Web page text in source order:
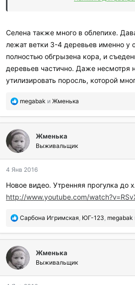
уменьшенной дозировке. То же и с
Селена также много в облепихе.
лежат ветки 3-4 деревьев именно у
полностью обгрызена кора, и
деревьев частично. Даже несмотря
утилизировать поросль, которой
П
б
л
а
г
о
а
и
л
:
megabak и Жменька
Жменька
Выживальщик
4 Янв 2016
Новое видео. Утренняя прогулка до
http://www.youtube.com/
П
б
л
а
г
о
Сарбона Игримская, ЮГ-123, megabak
Жменька
Выживальщик